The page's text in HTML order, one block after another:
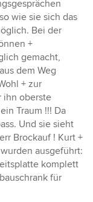
wie sie sich das
Bei der
+
gemacht,
dem Weg
+ zur
ihn oberste
Traum !!! Da
Und sie sieht
Brockauf ! Kurt +
ausgeführt:
komplett
für